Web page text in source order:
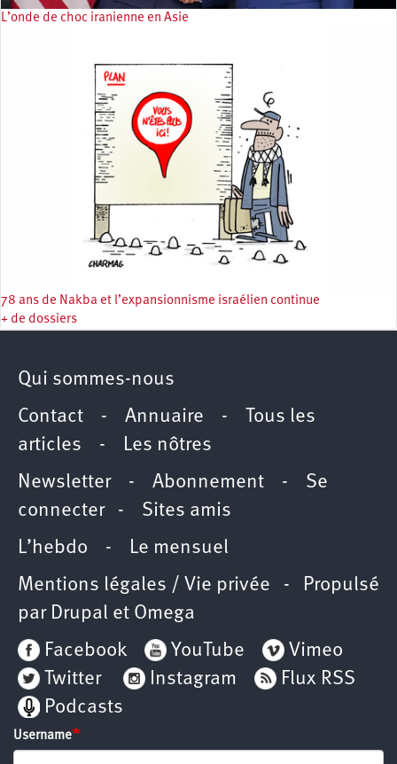
L’onde de choc iranienne en Asie
78 ans de Nakba et l’expansionnisme israélien continue
+ de dossiers
Qui sommes-nous
Contact - Annuaire -
Tous les
articles - Les nôtres
Newsletter- Abonnement - Se
connecter- Sites amis
L’hebdo - Le mensuel
Mentions légales / Vie privée - Propulsé
par Drupal et Omega
Facebook
YouTube
Vimeo
Twitter
Instagram
Flux RSS
Podcasts
Username